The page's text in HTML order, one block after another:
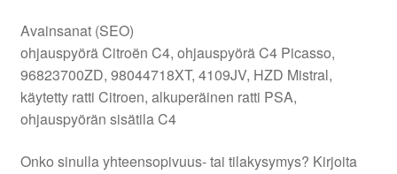
Avainsanat (SEO)
ohjauspyörä Citroën C4, ohjauspyörä C4 Picasso,
96823700ZD, 98044718XT, 4109JV, HZD Mistral,
käytetty ratti Citroen, alkuperäinen ratti PSA,
ohjauspyörän sisätila C4
Onko sinulla yhteensopivuus- tai tilakysymys? Kirjoita